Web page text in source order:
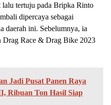
lalu tertuju pada Bripka Rinto
dipercaya sebagai
daerah ini. Sebelumnya, ia
Drag Race & Drag Bike 2023
Jadi Pusat Panen Raya
Ribuan Ton Hasil Siap